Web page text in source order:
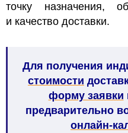
точку назначения,
и качество доставки.
Для получения
стоимости
форму заявки
предварительно
онлайн-